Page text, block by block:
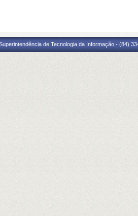
de Tecnologia da Informação - (84)